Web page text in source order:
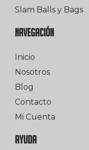
Slam Balls y Bags
NAVEGACIÓN
Inicio
Nosotros
Blog
Contacto
Mi Cuenta
AYUDA